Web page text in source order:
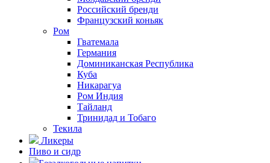
Российский бренди
Французский коньяк
Ром
Гватемала
Германия
Доминиканская Республика
Куба
Никарагуа
Ром Индия
Тайланд
Тринидад и Тобаго
Текила
Ликеры
Пиво и сидр